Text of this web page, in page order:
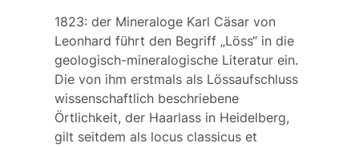
1823: der Mineraloge Karl Cäsar von
Leonhard führt den Begriff „Löss“ in die
geologisch-mineralogische Literatur ein.
Die von ihm erstmals als Lössaufschluss
wissenschaftlich beschriebene
Örtlichkeit, der Haarlass in Heidelberg,
gilt seitdem als locus classicus et